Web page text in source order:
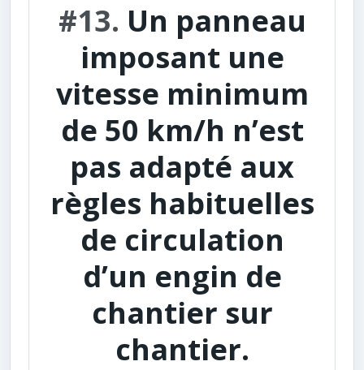
#13. Un panneau
imposant une
vitesse minimum
de 50 km/h n’est
pas adapté aux
règles habituelles
de circulation
d’un engin de
chantier sur
chantier.